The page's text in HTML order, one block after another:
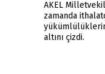
AKEL
zamanda
altını çizdi.